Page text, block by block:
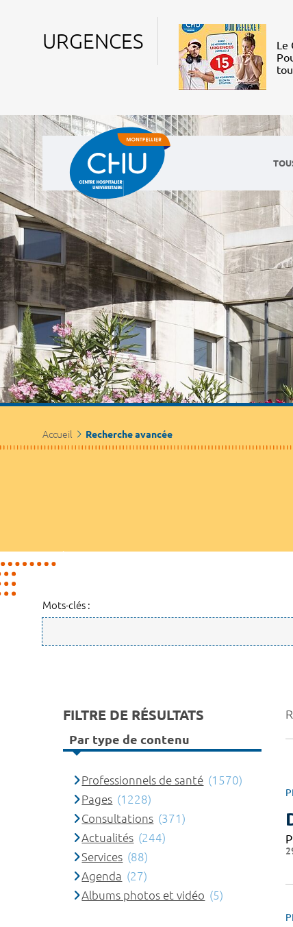
URGENCES
Le
Accueil Recherche avancée
Mots-clés :
FILTRE DE RÉSULTATS
Par type de contenu
Professionnels de santé (1570)
Pages (1228)
Consultations (371)
Actualités (244)
Services (88)
Agenda (27)
Albums photos et vidéo (5)